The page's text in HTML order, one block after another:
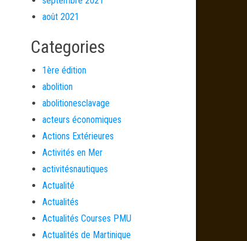
août 2021
Categories
1ère édition
abolition
abolitionesclavage
acteurs économiques
Actions Extérieures
Activités en Mer
activitésnautiques
Actualité
Actualités
Actualités Courses PMU
Actualités de Martinique